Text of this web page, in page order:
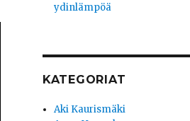
ydinlämpöä
KATEGORIAT
Aki Kaurismäki